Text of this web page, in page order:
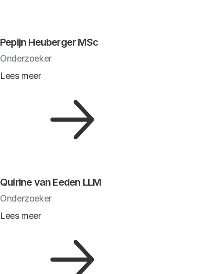
Pepijn Heuberger MSc
Onderzoeker
Lees meer
Quirine van Eeden LLM
Onderzoeker
Lees meer